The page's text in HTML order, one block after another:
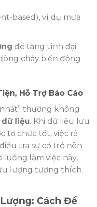
based), ví dụ mưa
để tăng tính đại
chảy biến động
Hỗ Trợ Báo Cáo
thường không
liệu. Khi dữ liệu lưu
tổ chức tốt, việc rà
tra sự cố trở nên
luồng làm việc này,
lượng tương thích.
Cách Để